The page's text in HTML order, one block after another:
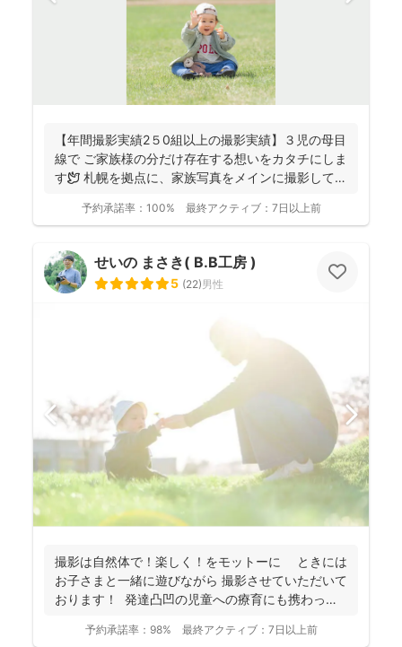
【年間撮影実績2５0組以上の撮影実績】３児の母目
線で ご家族様の分だけ存在する想いをカタチにしま
す🕊️ 札幌を拠点に、家族写真をメインに撮影してお
予約承諾率： 100% 最終アクティブ： 7日以上前
せいの まさき( B.B工房 )
5 (22)男性
撮影は自然体で！楽しく！をモットーに ときには
お子さまと一緒に遊びながら 撮影させていただいて
おります！ 発達凸凹の児童への療育にも携わって
予約承諾率： 98% 最終アクティブ： 7日以上前